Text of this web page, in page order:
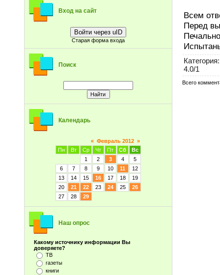
Вход на сайт
Войти через uID
Старая форма входа
Поиск
Календарь
« Февраль 2012 »
Пн
Вт Ср Чт Пт Сб
Вс
1
2 3 4
5
6
7 8 9 10 11
12
13
14 15 16 17 18
19
20
21 22 23 24 25
26
27
28 29
Наш опрос
Какому источнику информации Вы
доверяете?
ТВ
газеты
книги
Всем
Перед
Категория:
4.0/1
Всего